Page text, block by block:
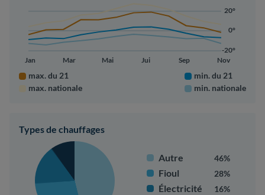
-20°
0°
20°
Jan Mar Mai Jui Sep Nov
max. du 21
max. nationale
min. du 21
min. nationale
Types de chauffages
Autre 46%
Fioul 28%
Électricité 16%